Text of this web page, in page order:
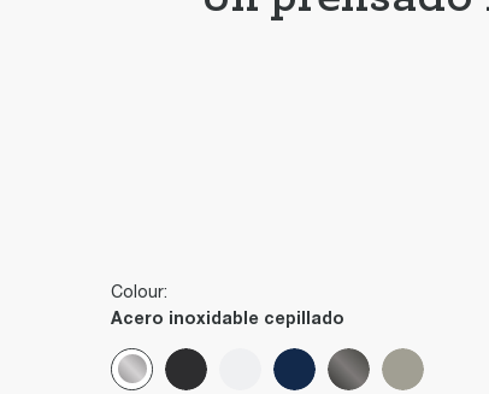
Colour:
Acero inoxidable cepillado